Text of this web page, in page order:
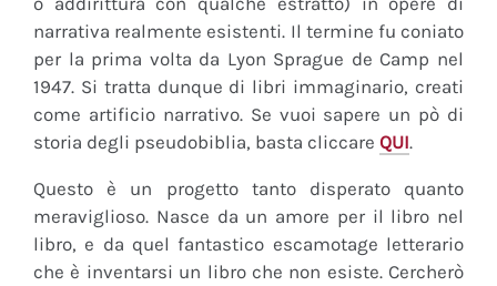
narrativa realmente esistenti. Il termine fu coniato
per la prima volta da Lyon Sprague de Camp nel
1947. Si tratta dunque di libri immaginario, creati
come artificio narrativo. Se vuoi sapere un pò di
storia degli pseudobiblia, basta cliccare QUI.
Questo è un progetto tanto disperato quanto
meraviglioso. Nasce da un amore per il libro nel
libro, e da quel fantastico escamotage letterario
che è inventarsi un libro che non esiste. Cercherò